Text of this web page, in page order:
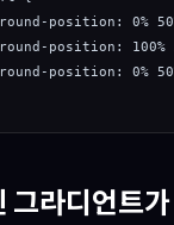
position: 0%
position: 100%
position: 0%
그라디언트가